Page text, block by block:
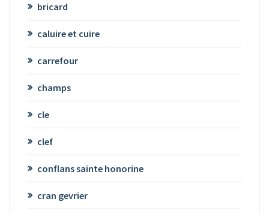
bricard
caluire et cuire
carrefour
champs
cle
clef
conflans sainte honorine
cran gevrier